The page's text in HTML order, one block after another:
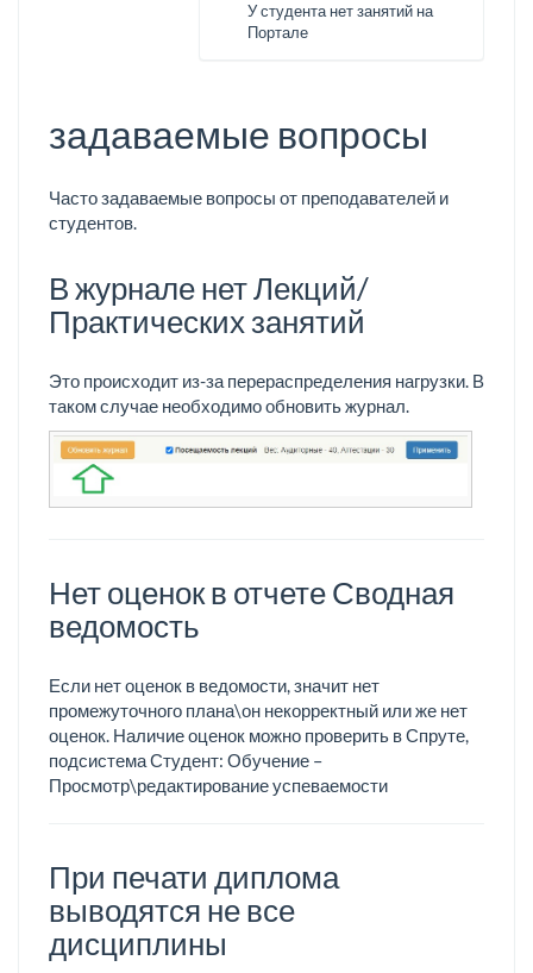
У студента нет занятий на
Портале
задаваемые вопросы
Часто задаваемые вопросы от преподавателей и
студентов.
В журнале нет Лекций/
Практических занятий
Это происходит из-за перераспределения нагрузки. В
таком случае необходимо обновить журнал.
Нет оценок в отчете Сводная
ведомость
Если нет оценок в ведомости, значит нет
промежуточного плана\он некорректный или же нет
оценок. Наличие оценок можно проверить в Спруте,
подсистема Студент: Обучение –
Просмотр\редактирование успеваемости
При печати диплома
выводятся не все
дисциплины